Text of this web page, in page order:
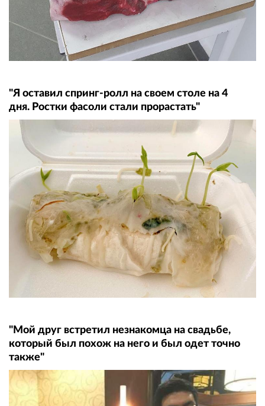
"Я оставил cпринг-ролл на своем столе на 4
дня. Ростки фасоли стали прорастать"
"Мой друг встретил незнакомца на свадьбе,
который был похож на него и был одет точно
также"